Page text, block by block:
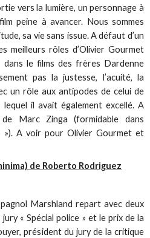
vers la lumière, un personnage à
peine à avancer. Nous sommes
sa vie sans issue. A défaut d’un
meilleurs rôles d’Olivier Gourmet
dans le films des frères Dardenne
pas la justesse, l’acuité, la
un rôle aux antipodes de celui de
lequel il avait également excellé. A
Marc Zinga (formidable dans
»). A voir pour Olivier Gourmet et
de Roberto Rodriguez
Marshland repart avec deux
« Spécial police » et le prix de la
président du jury de la critique